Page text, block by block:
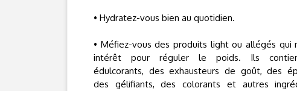
• Hydratez-vous bien au quotidien.
• Méfiez-vous des produits light ou allégés qui
intérêt pour réguler le poids. Ils
édulcorants, des exhausteurs de goût, des
des gélifiants, des colorants et autres